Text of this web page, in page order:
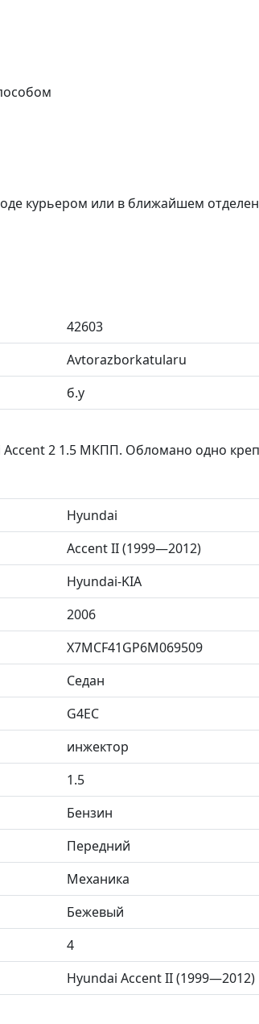
курьером или в ближайшем
42603
Avtorazborkatularu
б.у
2 1.5 МКПП. Обломано одно
Hyundai
Accent II (1999—2012)
Hyundai-KIA
2006
X7MCF41GP6M069509
Седан
G4EC
инжектор
1.5
Бензин
Передний
Механика
Бежевый
4
Hyundai Accent II (1999—2012)